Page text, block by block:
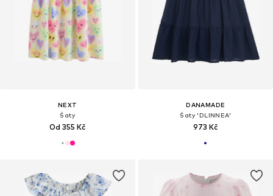
NEXT
Šaty
Od 355 Kč
DANAMADE
Šaty 'DLINNEA'
973 Kč